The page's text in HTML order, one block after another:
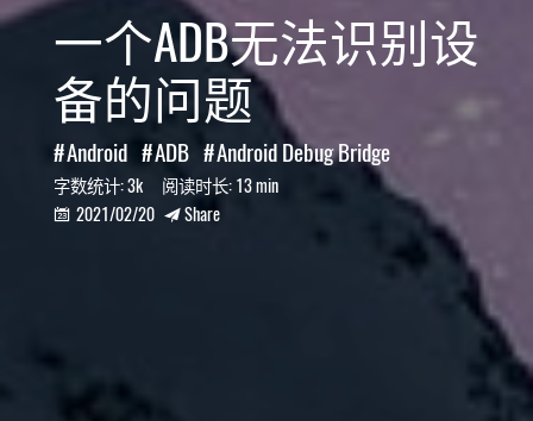
一个ADB无法识别设
备的问题
Android ADB Android Debug Bridge
字数统计:3k 阅读时长:13 min
 2021/02/20  Share